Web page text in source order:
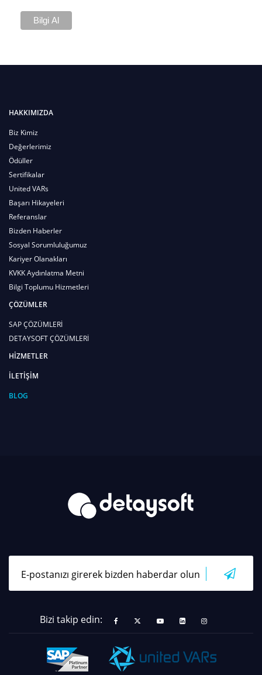
HAKKIMIZDA
Biz Kimiz
Değerlerimiz
Ödüller
Sertifikalar
United VARs
Başarı Hikayeleri
Referanslar
Bizden Haberler
Sosyal Sorumluluğumuz
Kariyer Olanakları
KVKK Aydınlatma Metni
Bilgi Toplumu Hizmetleri
ÇÖZÜMLER
SAP ÇÖZÜMLERİ
DETAYSOFT ÇÖZÜMLERİ
HİZMETLER
İLETİŞİM
BLOG
Bizi takip edin: